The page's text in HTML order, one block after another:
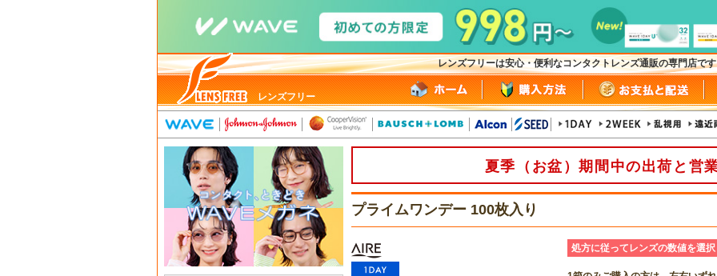
レンズフリーは安心・便利なコンタクトレンズ通販の専門店で
レンズフリー
夏季（お盆）期間中の出荷と営
プライムワンデー 100枚入り
処方に従ってレンズの数値を選